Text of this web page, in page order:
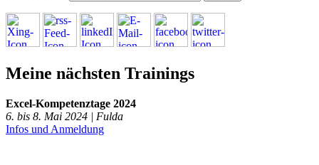
Meine nächsten Trainings
Excel-Kompetenztage 2024
6. bis 8. Mai 2024 | Fulda
Infos und Anmeldung